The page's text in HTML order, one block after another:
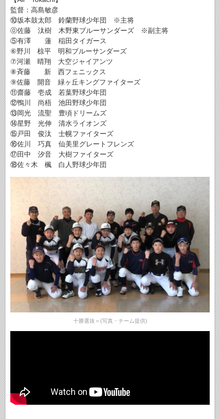
監督：高島敏彦
⑩坂本鼓太郎 鈴蘭野球少年団 ※主将
⓪佐藤 汰樹 木野東ブルーサンダーズ ※副主将
⑤有澤 蓮 稲田タイガース
⑥野川 椋平 明和ブルーサンダーズ
⑦河瀬 晴翔 大空ジャイアンツ
⑧斉藤 新 西フェニックス
⑨佐藤 開音 緑ヶ丘キングファイターズ
⑪齋藤 壱成 若葉野球少年団
⑫鴨川 尚梧 池田野球少年団
⑬岡光 流聖 豊頃ドリームズ
⑭星野 光伸 清水ライオンズ
⑮戸田 俊汰 士幌ファイターズ
⑯佐川 巧真 仙美里グレートフレンズ
⑰田中 汐音 大樹ファイターズ
⑱佐々木 楓 白人野球少年団
十勝選抜＝(写真・チーム提供)